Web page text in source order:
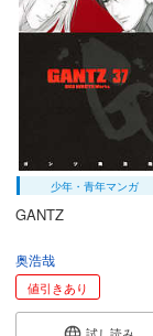
あ
会
110
あ
会
少年・青年マンガ
GANTZ
奥浩哉
値引きあり